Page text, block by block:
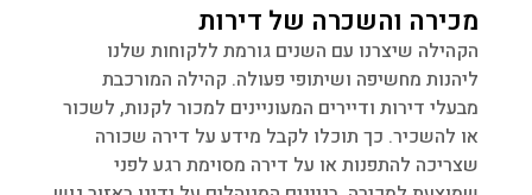
מכירה והשכרה של דירות
הקהילה שיצרנו עם השנים גורמת ללקוחות שלנו
ליהנות מחשיפה ושיתופי פעולה. קהילה המורכבת
מבעלי דירות ודיירים המעוניינים למכור לקנות, לשכור
או להשכיר. כך תוכלו לקבל מידע על דירה שכורה
שצריכה להתפנות או על דירה מסוימת רגע לפני